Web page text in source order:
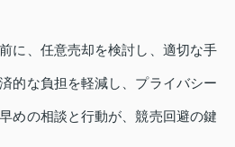
に、任意売却を検討し、適切な手
的な負担を軽減し、プライバシー
めの相談と行動が、競売回避の鍵